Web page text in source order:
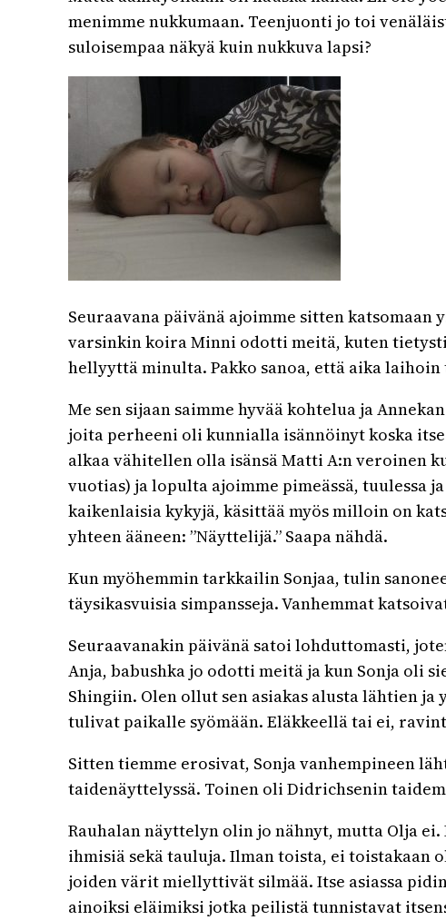
menimme nukkumaan. Teenjuonti jo toi
suloisempaa näkyä kuin nukkuva lapsi?
Seuraavana päivänä ajoimme sitten
varsinkin koira Minni odotti meitä, kuten
hellyyttä minulta. Pakko sanoa, että aika
Me sen sijaan saimme hyvää kohtelua ja
joita perheeni oli kunnialla isännöinyt koska
alkaa vähitellen olla isänsä Matti A:n veroinen
vuotias) ja lopulta ajoimme pimeässä, tuulessa
kaikenlaisia kykyjä, käsittää myös milloin on
yhteen ääneen: ”Näyttelijä.” Saapa nähdä.
Kun myöhemmin tarkkailin Sonjaa, tulin
täysikasvuisia simpansseja. Vanhemmat
Seuraavanakin päivänä satoi lohduttomasti,
Anja, babushka jo odotti meitä ja kun Sonja oli
Shingiin. Olen ollut sen asiakas alusta lähtien
tulivat paikalle syömään. Eläkkeellä tai ei,
Sitten tiemme erosivat, Sonja vanhempineen
taidenäyttelyssä. Toinen oli Didrichsenin
Rauhalan näyttelyn olin jo nähnyt, mutta Olja
ihmisiä sekä tauluja. Ilman toista, ei toistakaan
joiden värit miellyttivät silmää. Itse asiassa
ainoiksi eläimiksi jotka peilistä tunnistavat